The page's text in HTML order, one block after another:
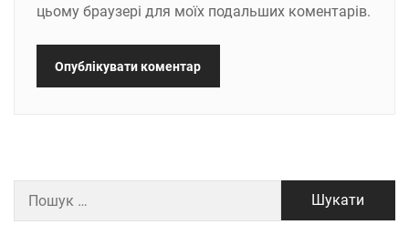
цьому браузері для моїх подальших коментарів.